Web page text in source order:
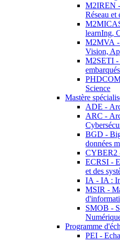
M2IREN
Réseau et
learnIng,
M2MVA -
Vision,
M2SETI -
Science
Mastère
ADE -
ARC -
BGD -
données
CYBER2
ECRSI -
et des
IA - IA :
MSIR -
SMOB -
Programme
PEI -